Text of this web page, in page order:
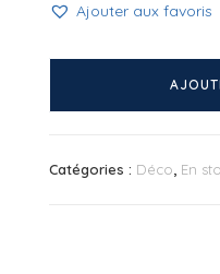
Ajouter aux favoris
Sous
APERO
Catégories : Déco En